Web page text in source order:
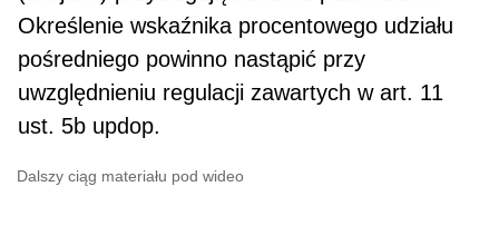
Określenie wskaźnika procentowego udziału
pośredniego powinno nastąpić przy
uwzględnieniu regulacji zawartych w art. 11
ust. 5b updop.
Dalszy ciąg materiału pod wideo